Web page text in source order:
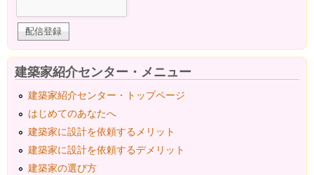
建築家紹介センター・メニュー
建築家紹介センター・トップページ
はじめてのあなたへ
建築家に設計を依頼するメリット
建築家に設計を依頼するデメリット
建築家の選び方